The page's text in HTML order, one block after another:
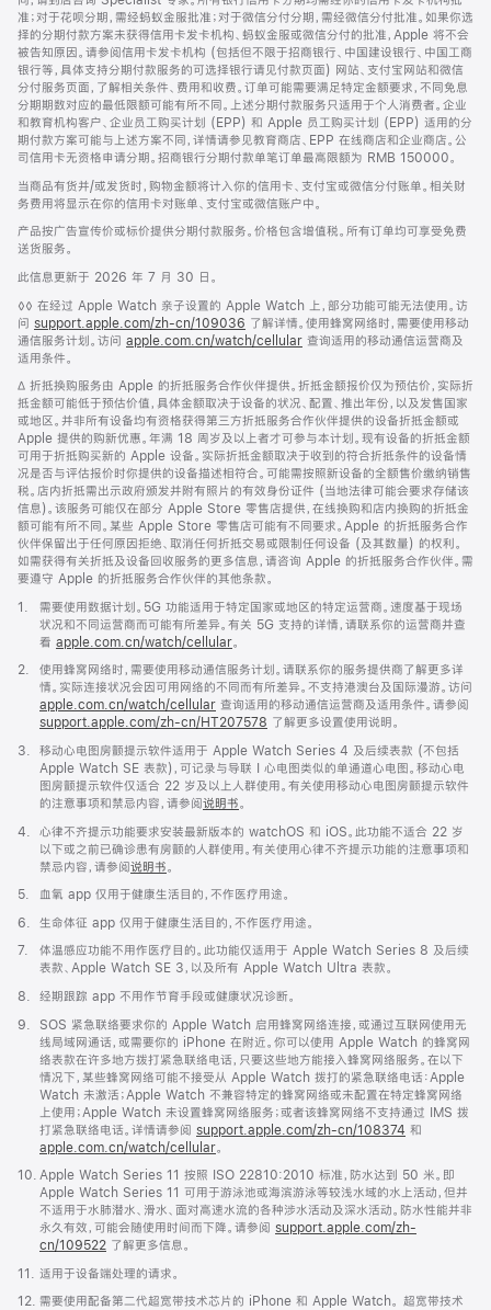
准；对于花呗分期，需经蚂蚁金服批准；对于微信分付分期，需经微信分付批准。如果你选
择的分期付款方案未获得信用卡发卡机构、蚂蚁金服或微信分付的批准，Apple 将不会
被告知原因。请参阅信用卡发卡机构 (包括但不限于招商银行、中国建设银行、中国工商
银行等，具体支持分期付款服务的可选择银行请见付款页面) 网站、支付宝网站和微信
分付服务页面，了解相关条件、费用和收费。订单可能需要满足特定金额要求，不同免息
分期期数对应的最低限额可能有所不同。上述分期付款服务只适用于个人消费者。企业
和教育机构客户、企业员工购买计划 (EPP) 和 Apple 员工购买计划 (EPP) 适用的分
期付款方案可能与上述方案不同，详情请参见教育商店、EPP 在线商店和企业商店。公
司信用卡无资格申请分期。招商银行分期付款单笔订单最高限额为 RMB 150000。
当商品有货并/或发货时，购物金额将计入你的信用卡、支付宝或微信分付账单。相关财
务费用将显示在你的信用卡对账单、支付宝或微信账户中。
产品按广告宣传价或标价提供分期付款服务。价格包含增值税。所有订单均可享受免费
送货服务。
此信息更新于 2026 年 7 月 30 日。
脚
注
◊◊ 在经过 Apple Watch 亲子设置的 Apple Watch 上，部分功能可能无法使用。访
问 support.apple.com/zh-cn/109036 (在
新
中
打
开)
了解详情。使用蜂窝网络时，需要使用移动
通信服务计划。访问 apple.com.cn/watch/cellular 查询适用的移动通信运营商及
适用条件。
脚
注
∆ 折抵换购服务由 Apple 的折抵服务合作伙伴提供。折抵金额报价仅为预估价，实际折
抵金额可能低于预估价值，具体金额取决于设备的状况、配置、推出年份，以及发售国家
或地区。并非所有设备均有资格获得第三方折抵服务合作伙伴提供的设备折抵金额或
Apple 提供的购新优惠。年满 18 周岁及以上者才可参与本计划。现有设备的折抵金额
可用于折抵购买新的 Apple 设备。实际折抵金额取决于收到的符合折抵条件的设备情
况是否与评估报价时你提供的设备描述相符合。可能需按照新设备的全额售价缴纳销售
税。店内折抵需出示政府颁发并附有照片的有效身份证件 (当地法律可能会要求存储该
信息)。该服务可能仅在部分 Apple Store 零售店提供，在线换购和店内换购的折抵金
额可能有所不同。某些 Apple Store 零售店可能有不同要求。Apple 的折抵服务合作
伙伴保留出于任何原因拒绝、取消任何折抵交易或限制任何设备 (及其数量) 的权利。
如需获得有关折抵及设备回收服务的更多信息，请咨询 Apple 的折抵服务合作伙伴。需
要遵守 Apple 的折抵服务合作伙伴的其他条款。
脚
1.
需要使用数据计划。5G 功能适用于特定国家或地区的特定运营商。速度基于现场
状况和不同运营商而可能有所差异。有关 5G 支持的详情，请联系你的运营商并查
看 apple.com.cn/watch/cellular。
脚
2.
使用蜂窝网络时，需要使用移动通信服务计划。请联系你的服务提供商了解更多详
情。实际连接状况会因可用网络的不同而有所差异。不支持港澳台及国际漫游。访问
apple.com.cn/watch/cellular 查询适用的移动通信运营商及适用条件。请参阅
support.apple.com/zh-cn/HT207578 (在
窗
口
中
开)
了解更多设置使用说明。
脚
3.
移动心电图房颤提示软件适用于 Apple Watch Series 4 及后续表款 (不包括
Apple Watch SE 表款)，可记录与导联 I 心电图类似的单通道心电图。移动心电
图房颤提示软件仅适合 22 岁及以上人群使用。有关使用移动心电图房颤提示软件
的注意事项和禁忌内容，请参阅说明书。
脚
4.
心律不齐提示功能要求安装最新版本的 watchOS 和 iOS。此功能不适合 22 岁
以下或之前已确诊患有房颤的人群使用。有关使用心律不齐提示功能的注意事项和
禁忌内容，请参阅说明书。
脚
5. 血氧 app 仅用于健康生活目的，不作医疗用途。
脚
6. 生命体征 app 仅用于健康生活目的，不作医疗用途。
脚7.
体温感应功能不用作医疗目的。此功能仅适用于 Apple Watch Series 8 及后续
表款、Apple Watch SE 3，以及所有 Apple Watch Ultra 表款。
脚
8. 经期跟踪 app 不用作节育手段或健康状况诊断。
脚
9.
SOS 紧急联络要求你的 Apple Watch 启用蜂窝网络连接，或通过互联网使用无
线局域网通话，或需要你的 iPhone 在附近。你可以使用 Apple Watch 的蜂窝网
络表款在许多地方拨打紧急联络电话，只要这些地方能接入蜂窝网络服务。在以下
情况下，某些蜂窝网络可能不接受从 Apple Watch 拨打的紧急联络电话：Apple
Watch 未激活；Apple Watch 不兼容特定的蜂窝网络或未配置在特定蜂窝网络
上使用；Apple Watch 未设置蜂窝网络服务；或者该蜂窝网络不支持通过 IMS 拨
打紧急联络电话。详情请参阅 support.apple.com/zh-cn/108374 (在
口
中
打
开)
和
apple.com.cn/watch/cellular。
脚
10.
Apple Watch Series 11 按照 ISO 22810:2010 标准，防水达到 50 米。即
Apple Watch Series 11 可用于游泳池或海滨游泳等较浅水域的水上活动，但并
不适用于水肺潜水、滑水、面对高速水流的各种涉水活动及深水活动。防水性能并非
永久有效，可能会随使用时间而下降。请参阅 support.apple.com/zh-
cn/109522 了解更多信息。
脚
11. 适用于设备端处理的请求。
脚
12. 需要使用配备第二代超宽带技术芯片的 iPhone 和 Apple Watch。 超宽带技术